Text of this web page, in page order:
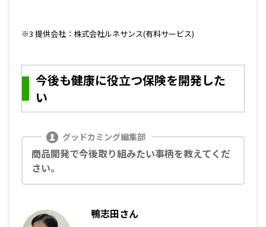
※3 提供会社：株式会社ルネサンス(有料サービス)
今後も健康に役立つ保険を開発した
い
商品開発で今後取り組みたい事柄を教えてくだ
さい。
鴨志田さん